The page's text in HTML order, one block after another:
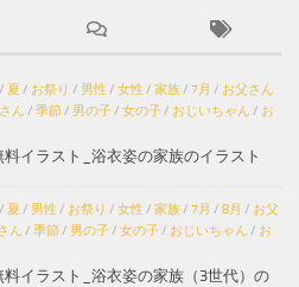
/ 夏 / お祭り / 男性 / 女性 / 家族/ 7月 / お父さん
ん / 季節/ 男の子/ 女の子/ おじいちゃん / お
イラスト_浴衣姿の家族のイラスト
/ 夏 / 男性 / お祭り / 女性 / 家族/ 7月 / 8月 / お父
ん / 季節/ 男の子/ 女の子/ おじいちゃん / お
イラスト_浴衣姿の家族（3世代）の